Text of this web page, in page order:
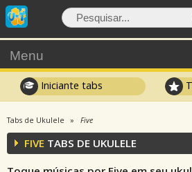
Menu
Iniciante tabs
Tabs de Ukulele Five
FIVE TABS DE UKULELE